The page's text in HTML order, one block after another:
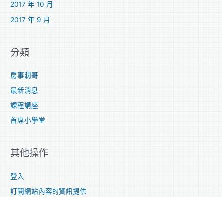
2017 年 10 月
2017 年 9 月
分類
房事濶哥
最新消息
課程講座
首席小學堂
其他操作
登入
訂閱網站內容的資訊提供